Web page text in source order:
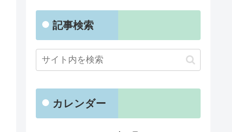
記事検索
カレンダー